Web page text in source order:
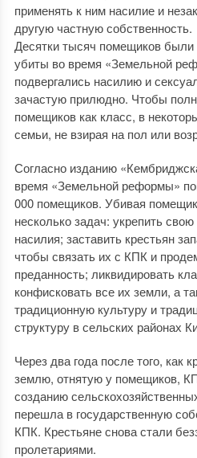
применять к ним насилие и
другую частную собственность.
Десятки тысяч помещиков были
убиты во время «Земельной
подвергались насилию и
зачастую прилюдно. Чтобы
помещиков как класс, в
семьи, не взирая на пол или
Согласно изданию
время «Земельной реформы»
000 помещиков. Убивая
несколько задач: укрепить
насилия; заставить крестьян
чтобы связать их с КПК и
преданность; ликвидировать
конфисковать все их земли, а
традиционную культуру и
структуру в сельских районах
Через два года после того, как
землю, отнятую у помещиков,
созданию
перешла в государственную
КПК. Крестьяне снова стали
пролетариями.